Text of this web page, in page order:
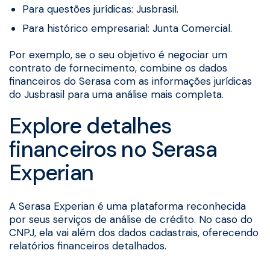
Para questões jurídicas: Jusbrasil.
Para histórico empresarial: Junta Comercial.
Por exemplo, se o seu objetivo é negociar um
contrato de fornecimento, combine os dados
financeiros do Serasa com as informações jurídicas
do Jusbrasil para uma análise mais completa.
Explore detalhes
financeiros no Serasa
Experian
A Serasa Experian é uma plataforma reconhecida
por seus serviços de análise de crédito. No caso do
CNPJ, ela vai além dos dados cadastrais, oferecendo
relatórios financeiros detalhados.